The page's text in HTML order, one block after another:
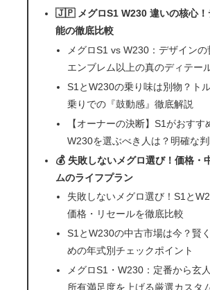
🇯🇵 メグロS1 W230 違いの核心！
能の徹底比較
メグロS1 vs W230：デザインの
エンブレム以上の真のディテー
S1とW230の乗り味は別物？ト
乗りでの『鼓動感』徹底解説
【オーナーの決断】S1がおすす
W230を選ぶべき人は？明確な
💰 失敗しないメグロ選び！価格・
ムのライフプラン
失敗しないメグロ選び！S1と
価格・リセールを徹底比較
S1とW230の中古市場は今？賢
めの年式別チェックポイント
メグロS1・W230：定番から玄
所有満足度を上げる厳選カスタ